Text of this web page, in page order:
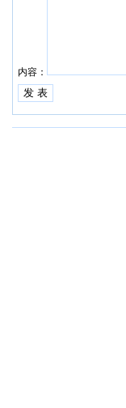
内容：